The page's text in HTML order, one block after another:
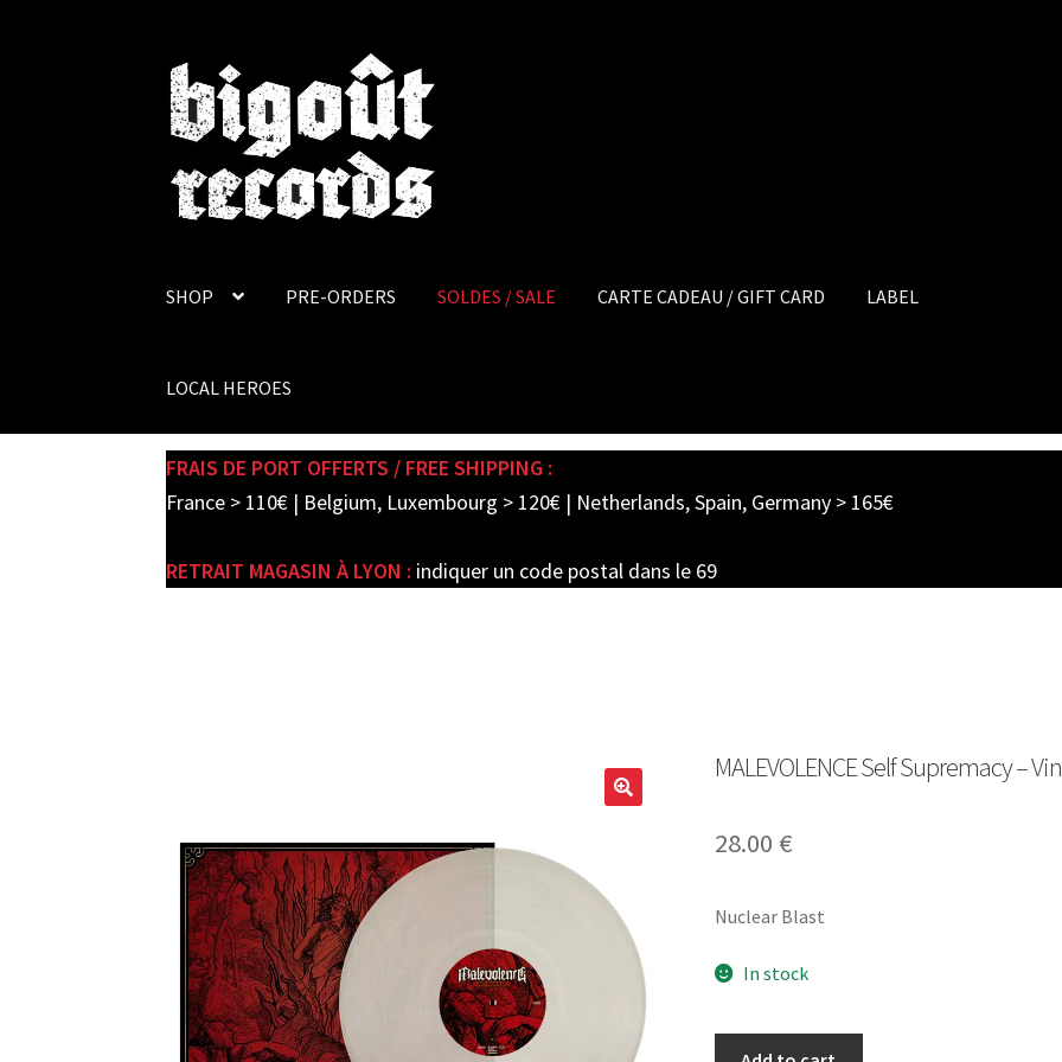
Skip
to
navigation
Skip
to
content
SHOP PRE-ORDERS SOLDES / SALE CARTE CADEAU / GIFT CARD LABEL
LOCAL HEROES
FRAIS DE PORT OFFERTS / FREE SHIPPING :
France > 110€ | Belgium, Luxembourg > 120€ | Netherlands, Spain, Germany > 165€
RETRAIT MAGASIN À LYON : indiquer un code postal dans le 69
MALEVOLENCE Self Supremacy –
28.00 €
Nuclear Blast
In stock